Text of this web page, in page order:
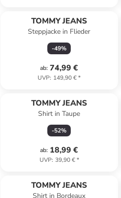
TOMMY JEANS
Steppjacke in Flieder
-49%
ab: 74,99 €
UVP: 149,90 €*
TOMMY JEANS
Shirt in Taupe
-52%
ab: 18,99 €
UVP: 39,90 €*
TOMMY JEANS
Shirt in Bordeaux